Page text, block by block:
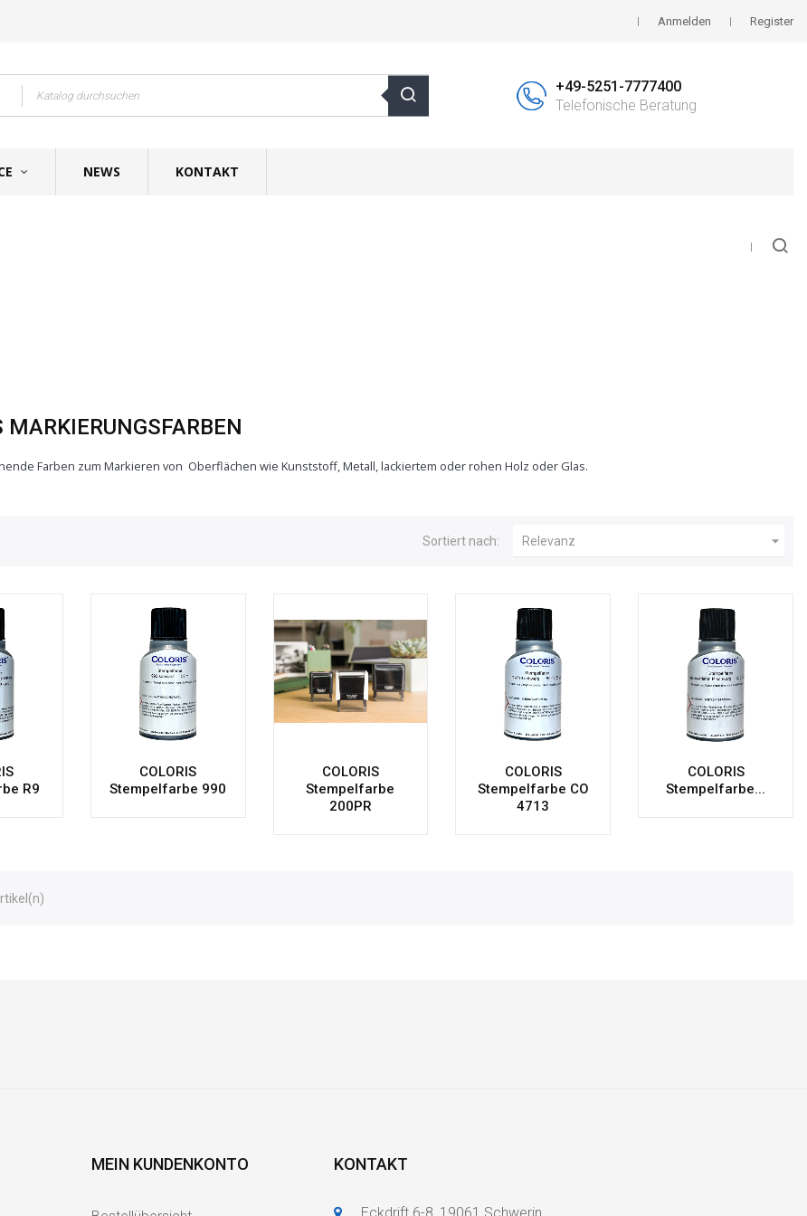
Anmelden Register
+49-5251-7777400
Telefonische Beratung
NEWS KONTAKT
MARKIERUNGSFARBEN
Farben zum Markieren von Oberflächen wie Kunststoff, Metall, lackiertem oder rohen Holz oder Glas.
Sortiert nach: Relevanz 
R9
COLORIS
Stempelfarbe 990
COLORIS
Stempelfarbe
200PR
COLORIS
Stempelfarbe CO
4713
COLORIS
Stempelfarbe...
MEIN KUNDENKONTO KONTAKT